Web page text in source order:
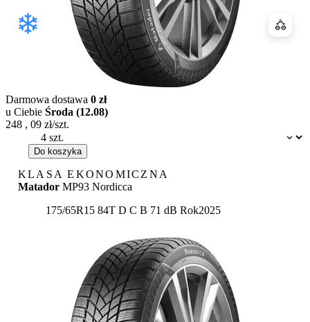
Dostępność:
Darmowa dostawa 0 zł
u Ciebie Środa (12.08)
248 , 09 zł/szt.
Do koszyka
KLASA EKONOMICZNA
Matador MP93 Nordicca
175/65R15 84T Etykieta:
D C B 71 dB Rok2025